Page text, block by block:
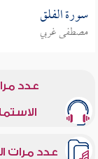
سورة الفلق
مصطفى غربي
عدد
عدد مرات